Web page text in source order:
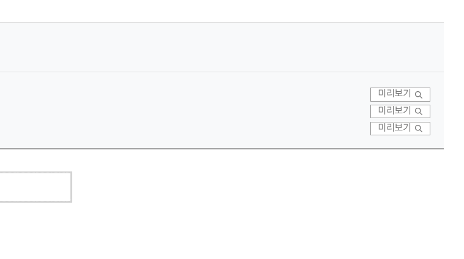
미리보기
미리보기
미리보기